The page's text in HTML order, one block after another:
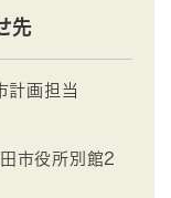
先
計画担当
市役所別館2